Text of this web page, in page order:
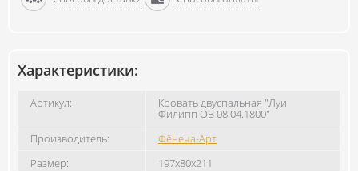
Характеристики:
Артикул: Кровать двуспальная "Луи
Филипп ОВ 08.04.1800"
Производитель:
Фёнеча-Арт
Размер:
197x80x211